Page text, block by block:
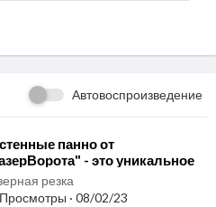
Автовоспроизведение
панно от
- это уникальное
искусства и
технол
резка
· 08/02/23